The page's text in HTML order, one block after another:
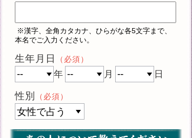
※漢字、全角カタカナ、ひらがな各5文字まで、
本名でご入力ください。
生年月日 （必須）
年 月 日
性別 （必須）